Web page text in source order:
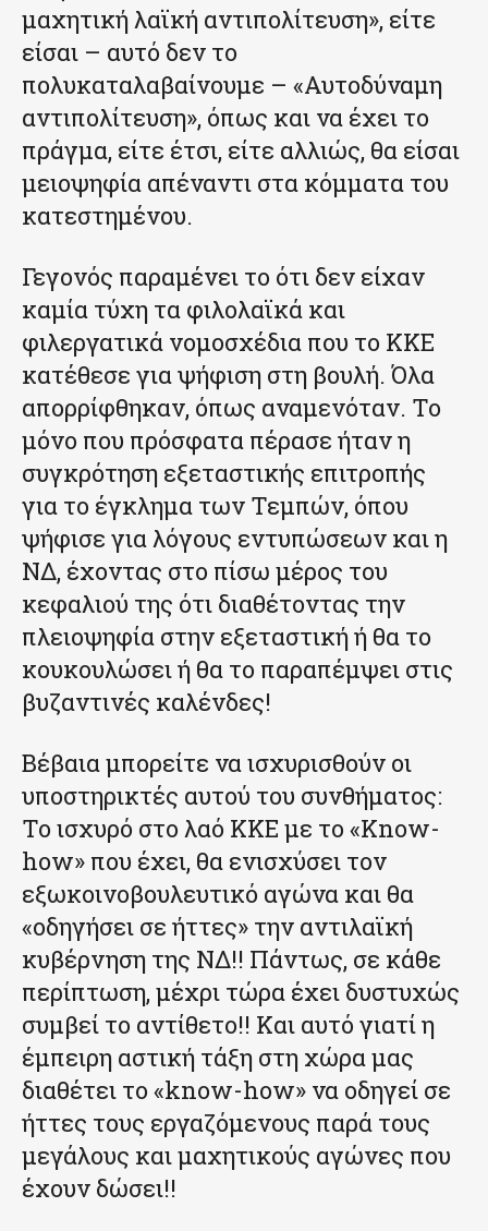
μαχητική λαϊκή αντιπολίτευση», είτε
είσαι – αυτό δεν το
πολυκαταλαβαίνουμε – «Αυτοδύναμη
αντιπολίτευση», όπως και να έχει το
πράγμα, είτε έτσι, είτε αλλιώς, θα είσαι
μειοψηφία απέναντι στα κόμματα του
κατεστημένου.
Γεγονός παραμένει το ότι δεν είχαν
καμία τύχη τα φιλολαϊκά και
φιλεργατικά νομοσχέδια που το ΚΚΕ
κατέθεσε για ψήφιση στη βουλή. Όλα
απορρίφθηκαν, όπως αναμενόταν. Το
μόνο που πρόσφατα πέρασε ήταν η
συγκρότηση εξεταστικής επιτροπής
για το έγκλημα των Τεμπών, όπου
ψήφισε για λόγους εντυπώσεων και η
ΝΔ, έχοντας στο πίσω μέρος του
κεφαλιού της ότι διαθέτοντας την
πλειοψηφία στην εξεταστική ή θα το
κουκουλώσει ή θα το παραπέμψει στις
βυζαντινές καλένδες!
Βέβαια μπορείτε να ισχυρισθούν οι
υποστηρικτές αυτού του συνθήματος:
Το ισχυρό στο λαό ΚΚΕ με το «Know-
how» που έχει, θα ενισχύσει τον
εξωκοινοβουλευτικό αγώνα και θα
«οδηγήσει σε ήττες» την αντιλαϊκή
κυβέρνηση της ΝΔ!! Πάντως, σε κάθε
περίπτωση, μέχρι τώρα έχει δυστυχώς
συμβεί το αντίθετο!! Και αυτό γιατί η
έμπειρη αστική τάξη στη χώρα μας
διαθέτει το «know-how» να οδηγεί σε
ήττες τους εργαζόμενους παρά τους
μεγάλους και μαχητικούς αγώνες που
έχουν δώσει!!